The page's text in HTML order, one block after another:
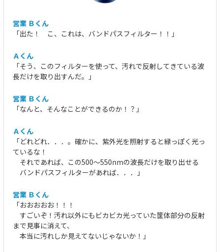
営業 Ｂくん
「出た！ こ、これは、バンドパスフィルター！！」
Ａくん
「そう、このフィルターを使って、汚れで反射してきている波
長だけを取り出すんだ。」
営業 Ｂくん
「なんと、そんなことができるのか！？」
Ａくん
「どれどれ．．．。確かに、紫外光を照射すると緑っぽく光っ
ているな！
それであれば、この500～550nmの波長だけを取り出せる
バンドパスフィルターがあれば．．．」
営業 Ｂくん
「おおおおお！！！
すごいぞ！汚れ以外にもビカビカ光っていた筐体部分の反射
まで見事に消えて、
本当に汚れしか見えてないじゃないか！」